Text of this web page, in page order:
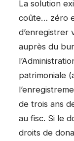
La solution
coûte… zéro
d’enregistrer
auprès du
patrimoniale
de trois ans
au fisc. Si le
droits de